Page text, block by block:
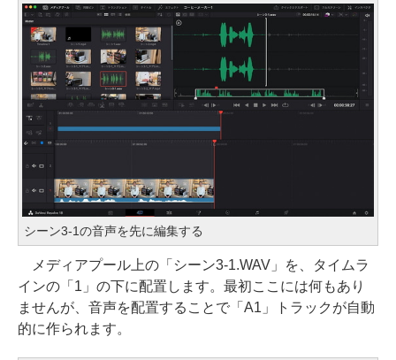
シーン3-1の音声を先に編集する
メディアプール上の「シーン3-1.WAV」を、タイムラ
インの「1」の下に配置します。最初ここには何もあり
ませんが、音声を配置することで「A1」トラックが自動
的に作られます。